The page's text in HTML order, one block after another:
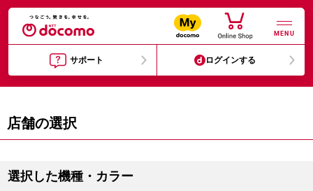
MENU
サポート ログインする
店舗の選択
選択した機種・カラー